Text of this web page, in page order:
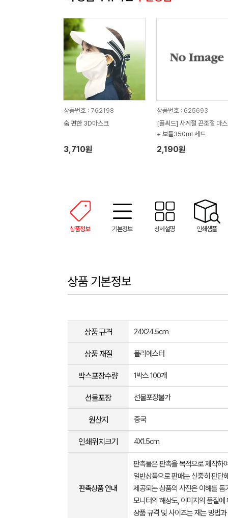
상품번호 : 762198
숨 편한 3D마스크
3,710원
상품번호 : 625693
[플씨드] 사계절 끈조절 마
+ 보틀350ml 세트
2,190원
상품정보 기본정보 상세설명 인쇄샘플
상품 기본정보
상품 규격 24X24.5cm
상품 재질 폴리에스터
박스포장수량 1박스 100개
선물포장 선물포장불가
원산지 중국
인쇄위치크기 4X1.5cm
판촉상품 안내
판촉물은 판촉을 목적으로 제작하
일반상품으로 판매는 신중히 판단
제공되는 상품의 사진은 이해를
모니터의 해상도, 이미지의 품질
상품 규격 및 사이즈는 재는 방법